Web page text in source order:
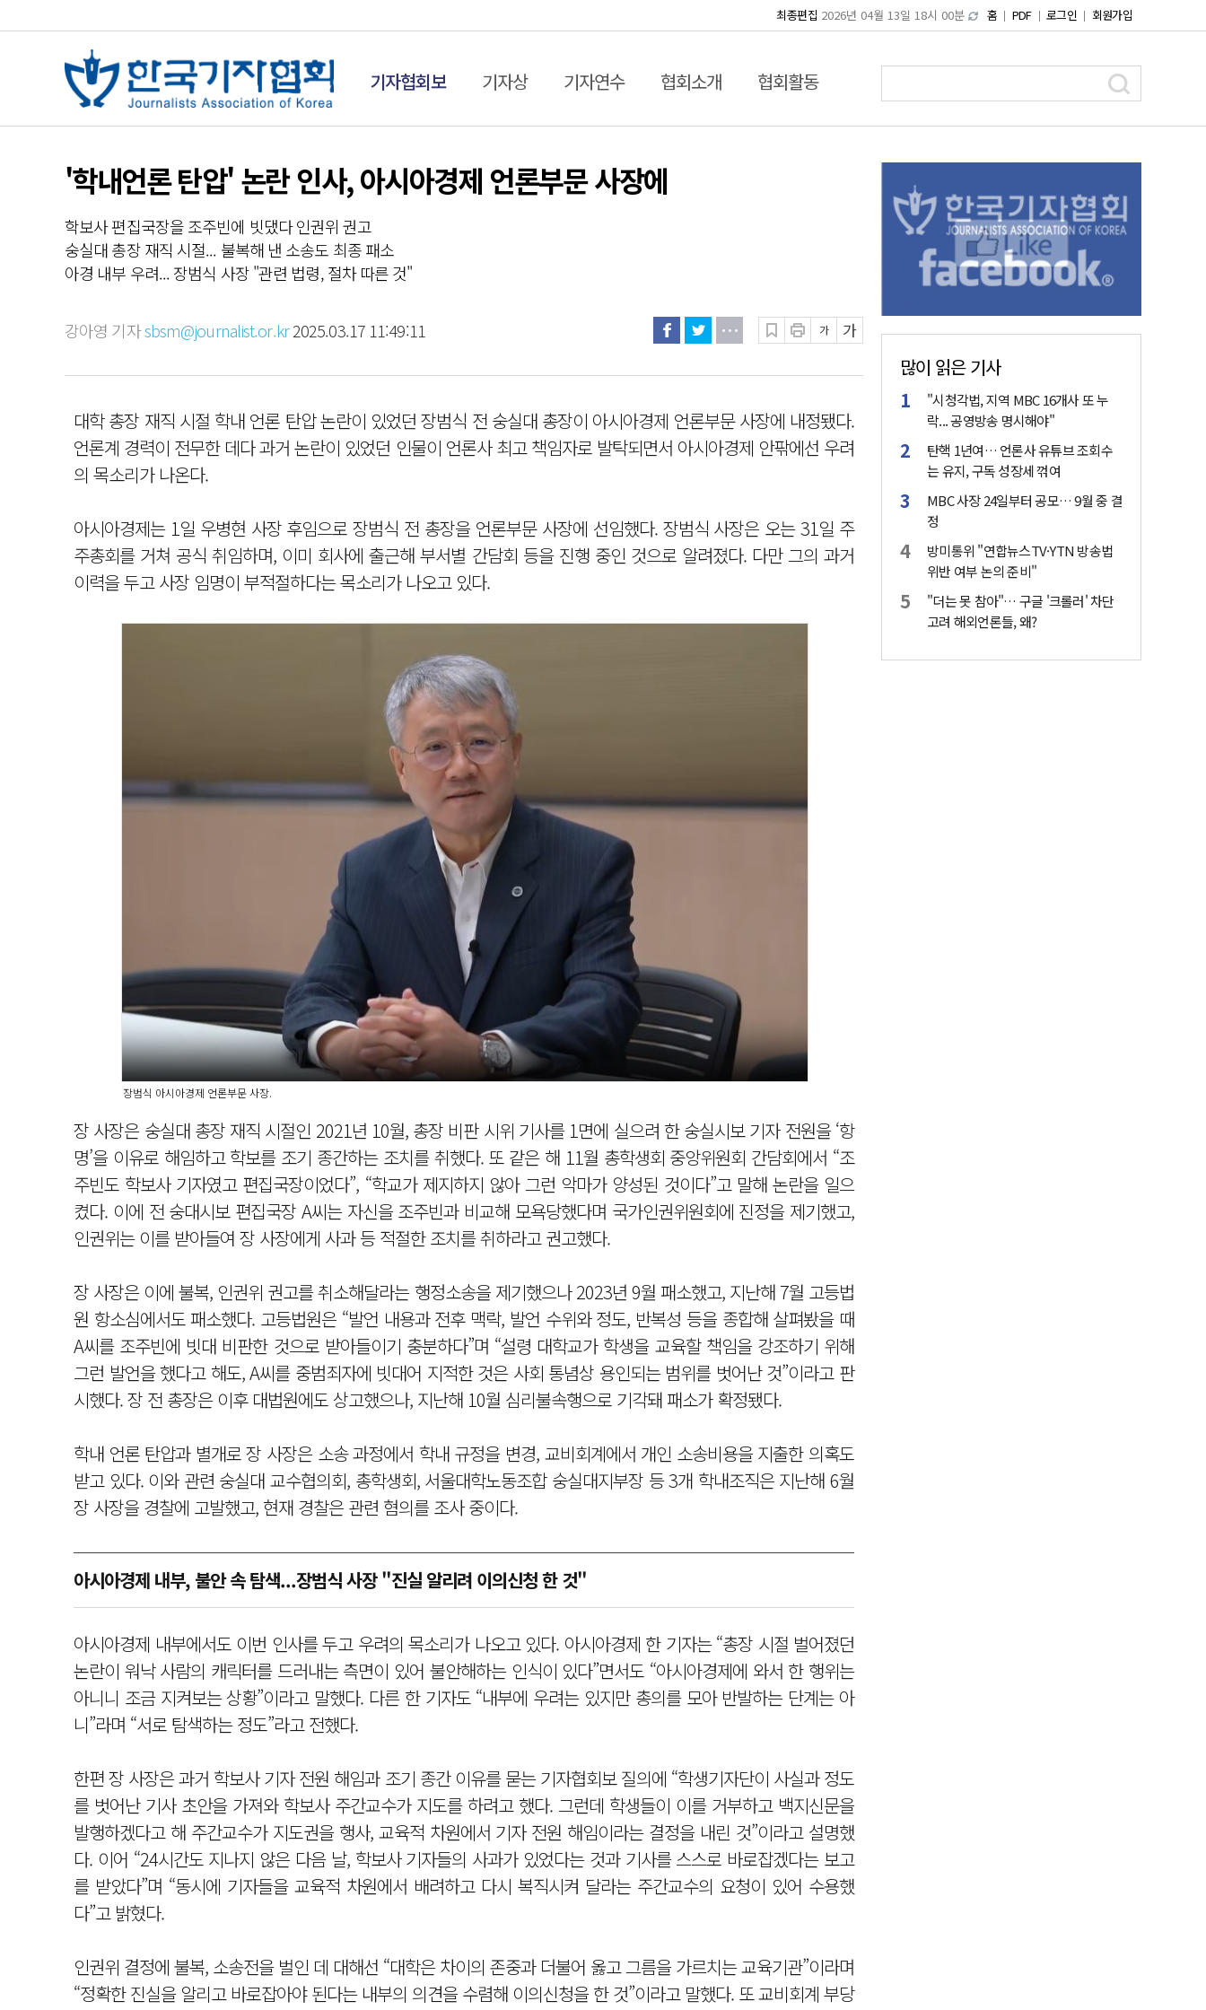
홈 PDF 로그인 회원가입
최종편집 2026년 04월 13일 18시 00분
기자협회보 기자상 기자연수 협회소개 협회활동
'학내언론 탄압' 논란 인사, 아시아경제 언론부문 사장에
학보사 편집국장을 조주빈에 빗댔다 인권위 권고
숭실대 총장 재직 시절... 불복해 낸 소송도 최종 패소
아경 내부 우려... 장범식 사장 "관련 법령, 절차 따른 것"
강아영 기자sbsm@journalist.or.kr2025.03.17 11:49:11 가 가
대학 총장 재직 시절 학내 언론 탄압 논란이 있었던 장범식 전 숭실대 총장이 아시아경제 언론부문 사장에 내정됐다.
언론계 경력이 전무한 데다 과거 논란이 있었던 인물이 언론사 최고 책임자로 발탁되면서 아시아경제 안팎에선 우려
의 목소리가 나온다.
아시아경제는 1일 우병현 사장 후임으로 장범식 전 총장을 언론부문 사장에 선임했다. 장범식 사장은 오는 31일 주
주총회를 거쳐 공식 취임하며, 이미 회사에 출근해 부서별 간담회 등을 진행 중인 것으로 알려졌다. 다만 그의 과거
이력을 두고 사장 임명이 부적절하다는 목소리가 나오고 있다.
장범식 아시아경제 언론부문 사장.
장 사장은 숭실대 총장 재직 시절인 2021년 10월, 총장 비판 시위 기사를 1면에 실으려 한 숭실시보 기자 전원을 ‘항
명’을 이유로 해임하고 학보를 조기 종간하는 조치를 취했다. 또 같은 해 11월 총학생회 중앙위원회 간담회에서 “조
주빈도 학보사 기자였고 편집국장이었다”, “학교가 제지하지 않아 그런 악마가 양성된 것이다”고 말해 논란을 일으
켰다. 이에 전 숭대시보 편집국장 A씨는 자신을 조주빈과 비교해 모욕당했다며 국가인권위원회에 진정을 제기했고,
인권위는 이를 받아들여 장 사장에게 사과 등 적절한 조치를 취하라고 권고했다.
장 사장은 이에 불복, 인권위 권고를 취소해달라는 행정소송을 제기했으나 2023년 9월 패소했고, 지난해 7월 고등법
원 항소심에서도 패소했다. 고등법원은 “발언 내용과 전후 맥락, 발언 수위와 정도, 반복성 등을 종합해 살펴봤을 때
A씨를 조주빈에 빗대 비판한 것으로 받아들이기 충분하다”며 “설령 대학교가 학생을 교육할 책임을 강조하기 위해
그런 발언을 했다고 해도, A씨를 중범죄자에 빗대어 지적한 것은 사회 통념상 용인되는 범위를 벗어난 것”이라고 판
시했다. 장 전 총장은 이후 대법원에도 상고했으나, 지난해 10월 심리불속행으로 기각돼 패소가 확정됐다.
학내 언론 탄압과 별개로 장 사장은 소송 과정에서 학내 규정을 변경, 교비회계에서 개인 소송비용을 지출한 의혹도
받고 있다. 이와 관련 숭실대 교수협의회, 총학생회, 서울대학노동조합 숭실대지부장 등 3개 학내조직은 지난해 6월
장 사장을 경찰에 고발했고, 현재 경찰은 관련 혐의를 조사 중이다.
아시아경제 내부, 불안 속 탐색...장범식 사장 "진실 알리려 이의신청 한 것"
아시아경제 내부에서도 이번 인사를 두고 우려의 목소리가 나오고 있다. 아시아경제 한 기자는 “총장 시절 벌어졌던
논란이 워낙 사람의 캐릭터를 드러내는 측면이 있어 불안해하는 인식이 있다”면서도 “아시아경제에 와서 한 행위는
아니니 조금 지켜보는 상황”이라고 말했다. 다른 한 기자도 “내부에 우려는 있지만 총의를 모아 반발하는 단계는 아
니”라며 “서로 탐색하는 정도”라고 전했다.
한편 장 사장은 과거 학보사 기자 전원 해임과 조기 종간 이유를 묻는 기자협회보 질의에 “학생기자단이 사실과 정도
를 벗어난 기사 초안을 가져와 학보사 주간교수가 지도를 하려고 했다. 그런데 학생들이 이를 거부하고 백지신문을
발행하겠다고 해 주간교수가 지도권을 행사, 교육적 차원에서 기자 전원 해임이라는 결정을 내린 것”이라고 설명했
다. 이어 “24시간도 지나지 않은 다음 날, 학보사 기자들의 사과가 있었다는 것과 기사를 스스로 바로잡겠다는 보고
를 받았다”며 “동시에 기자들을 교육적 차원에서 배려하고 다시 복직시켜 달라는 주간교수의 요청이 있어 수용했
다”고 밝혔다.
인권위 결정에 불복, 소송전을 벌인 데 대해선 “대학은 차이의 존중과 더불어 옳고 그름을 가르치는 교육기관”이라며
“정확한 진실을 알리고 바로잡아야 된다는 내부의 의견을 수렴해 이의신청을 한 것”이라고 말했다. 또 교비회계 부당
많이 읽은 기사
"시청각법, 지역 MBC 16개사 또 누
락... 공영방송 명시해야"
탄핵 1년여… 언론사 유튜브 조회수
는 유지, 구독 성장세 꺾여
MBC 사장 24일부터 공모… 9월 중 결
정
방미통위 "연합뉴스TV·YTN 방송법
위반 여부 논의 준비"
"더는 못 참아"… 구글 '크롤러' 차단
고려 해외언론들, 왜?